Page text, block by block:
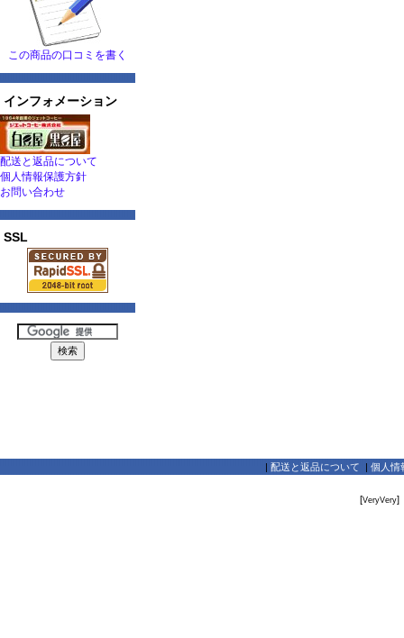
この商品の口コミを書く
インフォメーション
配送と返品について
個人情報保護方針
お問い合わせ
SSL
| 配送と返品について | 個人情
[VeryVery]